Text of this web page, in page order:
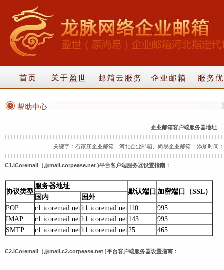
帮助中心
企业邮箱客户端服务器地址
关键字：石家庄企业邮箱、河北企业邮箱、尚易企业邮箱 添加时间
C1.iCoremail （原mail.corpease.net )平台客户端服务器设置指南：
协议类型
服务器地址
默认端口 加密端口（SSL）
国内
国外
POP
c1.icoremail.neth1.icoremail.net 110
995
IMAP
c1.icoremail.neth1.icoremail.net 143
993
SMTP
c1.icoremail.neth1.icoremail.net25 465
C2.iCoremail （原mail.c2.corpease.net )平台客户端服务器设置指南：